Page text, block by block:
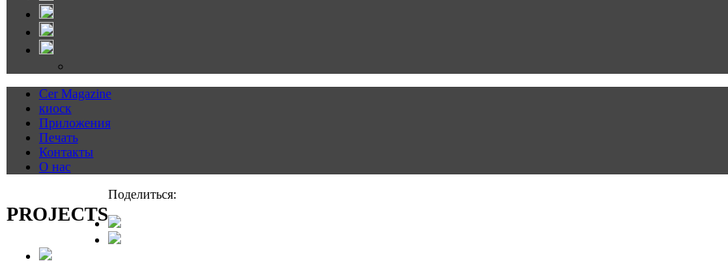
Cer Magazine
киоск
Приложения
Печать
Контакты
О нас
PROJECTS
Поделиться: